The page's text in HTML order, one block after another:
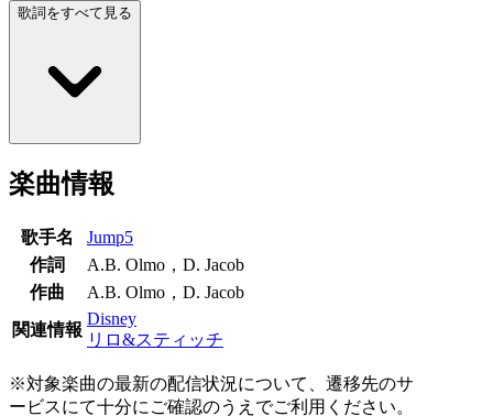
歌詞をすべて見る
楽曲情報
歌手名
Jump5
作詞
A.B. Olmo，D. Jacob
作曲
A.B. Olmo，D. Jacob
関連情報
Disney
リロ&スティッチ
※対象楽曲の最新の配信状況について、遷移先のサ
ービスにて十分にご確認のうえでご利用ください。